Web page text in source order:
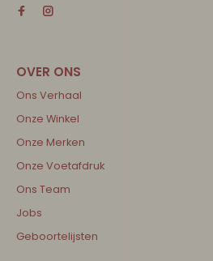
Ons Verhaal
Onze Winkel
Onze Merken
Onze Voetafdruk
Ons Team
Jobs
Geboortelijsten